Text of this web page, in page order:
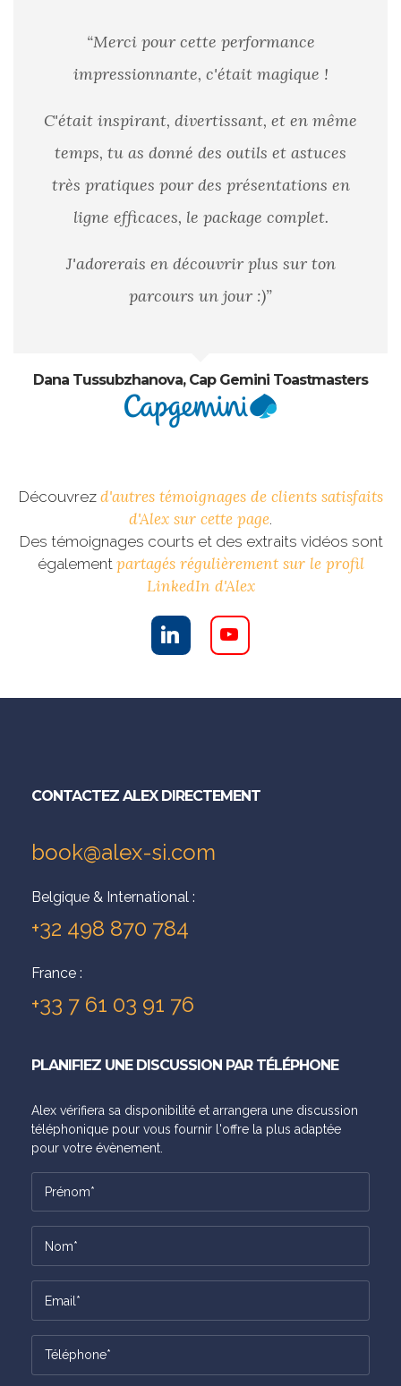
“Merci pour cette performance
impressionnante, c'était magique !
C'était inspirant, divertissant, et en même
temps, tu as donné des outils et astuces
très pratiques pour des présentations en
ligne efficaces, le package complet.
J'adorerais en découvrir plus sur ton
parcours un jour :)”
Dana Tussubzhanova, Cap Gemini Toastmasters
Découvrez d'autres témoignages de clients satisfaits
d'Alex sur cette page.
Des témoignages courts et des extraits vidéos sont
également partagés régulièrement sur le profil
LinkedIn d'Alex
CONTACTEZ ALEX DIRECTEMENT
book@alex-si.com
Belgique & International :
+32 498 870 784
France :
+33 7 61 03 91 76
PLANIFIEZ UNE DISCUSSION PAR TÉLÉPHONE
Alex vérifiera sa disponibilité et arrangera une discussion
téléphonique pour vous fournir l'offre la plus adaptée
pour votre évènement.